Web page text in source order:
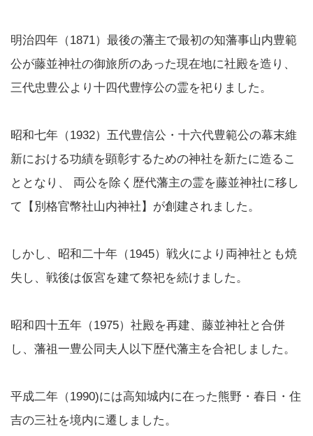
明治四年（1871）最後の藩主で最初の知藩事山内豊範
公が藤並神社の御旅所のあった現在地に社殿を造り、
三代忠豊公より十四代豊惇公の霊を祀りました。
昭和七年（1932）五代豊信公・十六代豊範公の幕末維
新における功績を顕彰するための神社を新たに造るこ
ととなり、 両公を除く歴代藩主の霊を藤並神社に移し
て【別格官幣社山内神社】が創建されました。
しかし、昭和二十年（1945）戦火により両神社とも焼
失し、戦後は仮宮を建て祭祀を続けました。
昭和四十五年（1975）社殿を再建、藤並神社と合併
し、藩祖一豊公同夫人以下歴代藩主を合祀しました。
平成二年（1990)には高知城内に在った熊野・春日・住
吉の三社を境内に遷しました。